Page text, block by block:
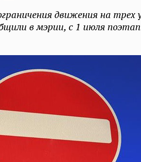
движения на
в мэрии, с 1 июля